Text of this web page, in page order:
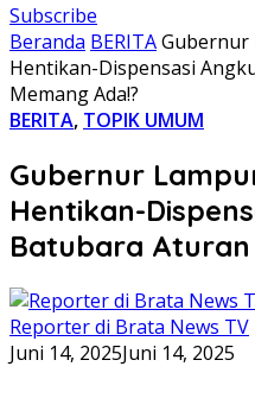
Subscribe
Beranda BERITAGubernur
Hentikan-Dispensasi
Memang Ada!?
BERITA, TOPIK UMUM
Gubernur
Hentikan-
Batubara Aturan
Reporter di Brata News TV
Juni 14, 2025Juni 14, 2025